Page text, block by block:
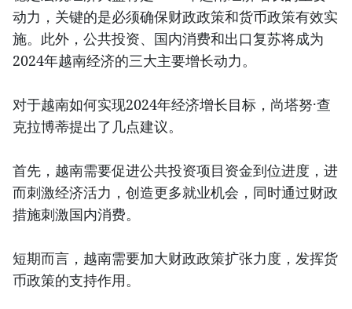
动力，关键的是必须确保财政政策和货币政策有效实
施。此外，公共投资、国内消费和出口复苏将成为
2024年越南经济的三大主要增长动力。
对于越南如何实现2024年经济增长目标，尚塔努·查
克拉博蒂提出了几点建议。
首先，越南需要促进公共投资项目资金到位进度，进
而刺激经济活力，创造更多就业机会，同时通过财政
措施刺激国内消费。
短期而言，越南需要加大财政政策扩张力度，发挥货
币政策的支持作用。